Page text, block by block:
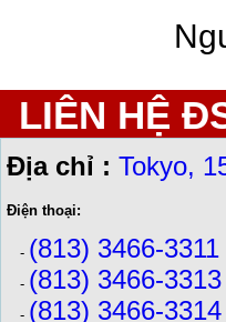
LIÊN HỆ
Địa chỉ : Tokyo,
Điện thoại:
- (813) 3466-3311
- (813) 3466-3313
- (813) 3466-3314